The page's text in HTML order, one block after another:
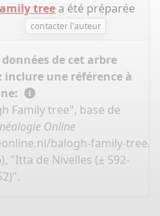
tree a été préparée
contacter l'auteur
de cet arbre
une référence à
Family tree", base de
Online
balogh-family-tree/
"Itta de Nivelles (± 592-